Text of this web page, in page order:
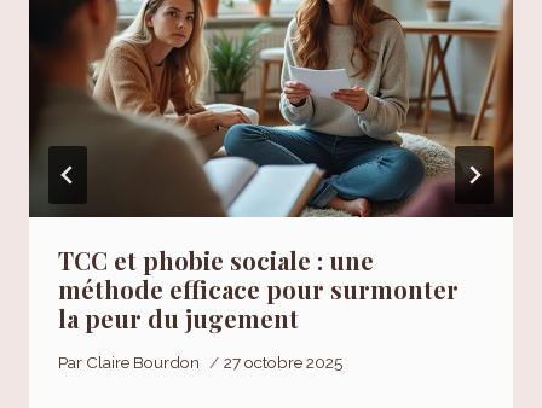
TCC et phobie sociale : une
méthode efficace pour surmonter
la peur du jugement
Par Claire Bourdon 27 octobre 2025